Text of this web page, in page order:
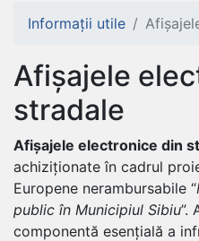
Informații utile
Afișajele
stradale
Afișajele electronice din
achiziționate în cadrul
Europene nerambursabile “
public în Municipiul Sibiu”.
componentă esențială a